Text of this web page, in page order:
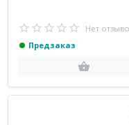
Нет
Предзаказ